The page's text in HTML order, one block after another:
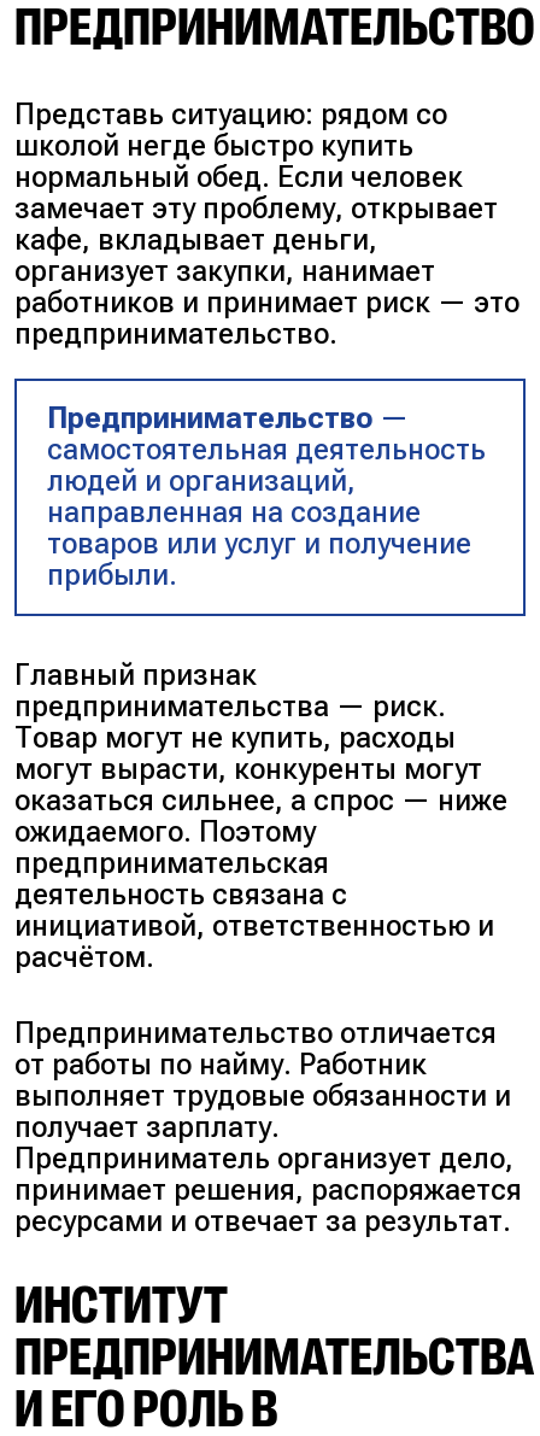
ПРЕДПРИНИМАТЕЛЬСТВО
Представь ситуацию: рядом со
школой негде быстро купить
нормальный обед. Если человек
замечает эту проблему, открывает
кафе, вкладывает деньги,
организует закупки, нанимает
работников и принимает риск — это
предпринимательство.
Предпринимательство—
самостоятельная деятельность
людей и организаций,
направленная на создание
товаров или услуг и получение
прибыли.
Главный признак
предпринимательства — риск.
Товар могут не купить, расходы
могут вырасти, конкуренты могут
оказаться сильнее, а спрос — ниже
ожидаемого. Поэтому
предпринимательская
деятельность связана с
инициативой, ответственностью и
расчётом.
Предпринимательство отличается
от работы по найму. Работник
выполняет трудовые обязанности и
получает зарплату.
Предприниматель организует дело,
принимает решения, распоряжается
ресурсами и отвечает за результат.
ИНСТИТУТ
ПРЕДПРИНИМАТЕЛЬСТВА
И ЕГО РОЛЬ В